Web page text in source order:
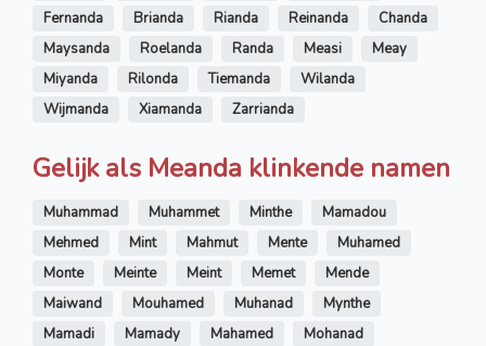
Fernanda
Brianda Rianda Reinanda
Chanda
Maysanda
Roelanda Randa Measi
Meay
Miyanda
Rilonda Tiemanda
Wilanda
Wijmanda
Xiamanda Zarrianda
Gelijk als Meanda klinkende namen
Muhammad Muhammet Minthe
Mamadou
Mehmed
Mint Mahmut Mente
Muhamed
Monte
Meinte Meint Memet
Mende
Maiwand
Mouhamed Muhanad
Mynthe
Mamadi
Mamady Mahamed
Mohanad